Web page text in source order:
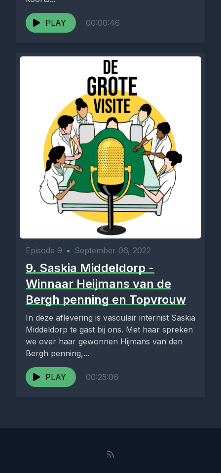
PLAY 00:00:46
Episode 9 • September 06, 2022
9. Saskia Middeldorp -
Winnaar Heijmans van de
Bergh penning en Topvrouw
In deze aflevering is vasculair internist Saskia
Middeldorp te gast bij ons. Met haar spreken
we over haar gewonnen Hijmans van den
Bergh penning,...
PLAY 00:25:06